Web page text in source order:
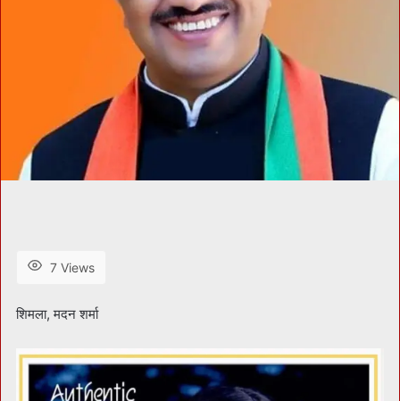
7 Views
शिमला, मदन शर्मा